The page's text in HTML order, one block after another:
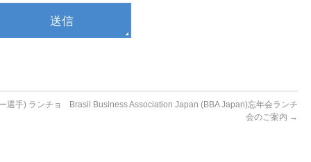
選手) ランチョ
Brasil Business Association Japan (BBA Japan)忘年会ランチ
会のご案内 →